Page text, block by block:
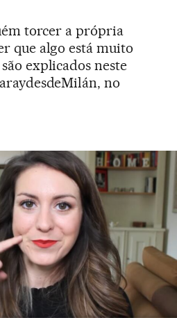
torcer a própria
que algo está muito
explicados neste
no